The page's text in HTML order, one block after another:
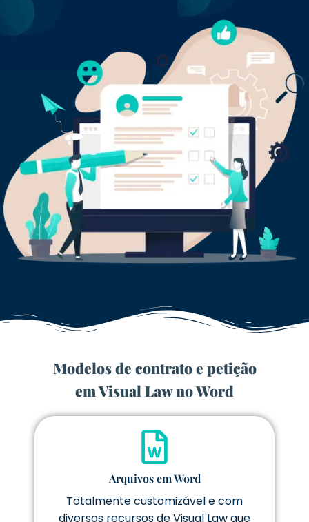
Modelos de contrato e petição
em Visual Law no Word
Arquivos em Word
Totalmente customizável e com
diversos recursos de Visual Law que